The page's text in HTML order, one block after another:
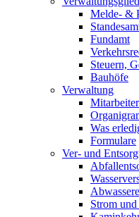
Melde- &
Fundamt
Steuern,
Bauhöfe
Verwaltung
Was
Formulare
Ver- und
Strom und